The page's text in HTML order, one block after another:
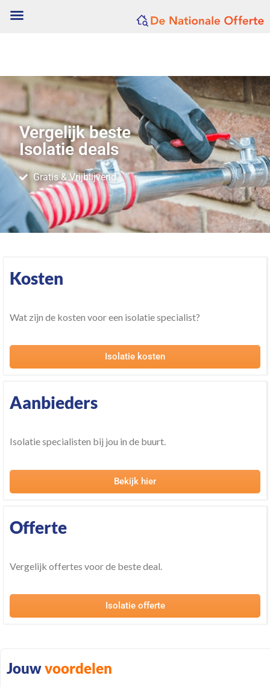
Vergelijk beste
Isolatie deals
Gratis & Vrijblijvend
Kosten
Wat zijn de kosten voor een isolatie specialist?
Isolatie kosten
Aanbieders
Isolatie specialisten bij jou in de buurt.
Bekijk hier
Offerte
Vergelijk offertes voor de beste deal.
Isolatie offerte
Jouwvoordelen